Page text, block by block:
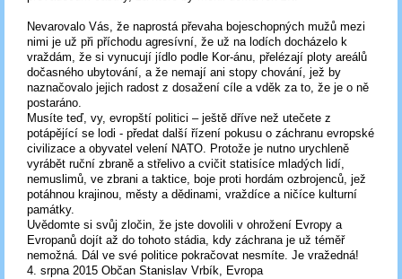
Nevarovalo Vás, že naprostá převaha bojeschopných mužů mezi
nimi je už při příchodu agresívní, že už na lodích docházelo k
vraždám, že si vynucují jídlo podle Kor-ánu, přelézají ploty areálů
dočasného ubytování, a že nemají ani stopy chování, jež by
naznačovalo jejich radost z dosažení cíle a vděk za to, že je o ně
postaráno.
Musíte teď, vy, evropští politici – ještě dříve než utečete z
potápějící se lodi - předat další řízení pokusu o záchranu evropské
civilizace a obyvatel velení NATO. Protože je nutno urychleně
vyrábět ruční zbraně a střelivo a cvičit statisíce mladých lidí,
nemuslimů, ve zbrani a taktice, boje proti hordám ozbrojenců, jež
potáhnou krajinou, městy a dědinami, vraždíce a ničíce kulturní
památky.
Uvědomte si svůj zločin, že jste dovolili v ohrožení Evropy a
Evropanů dojít až do tohoto stádia, kdy záchrana je už téměř
nemožná. Dál ve své politice pokračovat nesmíte. Je vražedná!
4. srpna 2015 Občan Stanislav Vrbík, Evropa